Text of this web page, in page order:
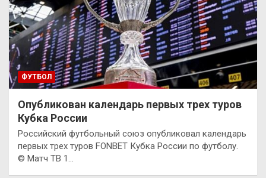
ФУТБОЛ
Опубликован календарь первых трех туров
Кубка России
Российский футбольный союз опубликовал календарь
первых трех туров FONBET Кубка России по футболу.
© Матч ТВ 1…